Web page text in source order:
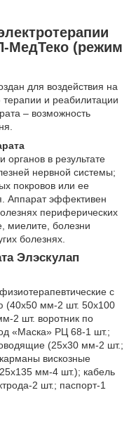
МедТеко (режим
для воздействия на
терапии и реабилитации
– возможность
органов в результате
нервной системы;
покровов или ее
Аппарат эффективен
периферических
миелите, болезни
болезнях.
Элэскулап
с
(40х50 мм-2 шт. 50х100
2 шт. воротник по
«Маска» РЦ 68-1 шт.;
(25х30 мм-2 шт.;
вискозные
мм-4 шт.); кабель
2 шт.; паспорт-1